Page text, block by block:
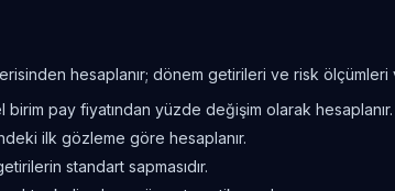
hesaplanır; dönem getirileri ve risk
pay fiyatından yüzde değişim olarak hesaplanır.
ilk gözleme göre hesaplanır.
standart sapmasıdır.